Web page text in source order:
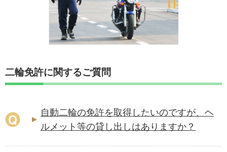
二輪免許に関するご質問
自動二輪の免許を取得したいのですが、ヘ
ルメット等の貸し出しはありますか？